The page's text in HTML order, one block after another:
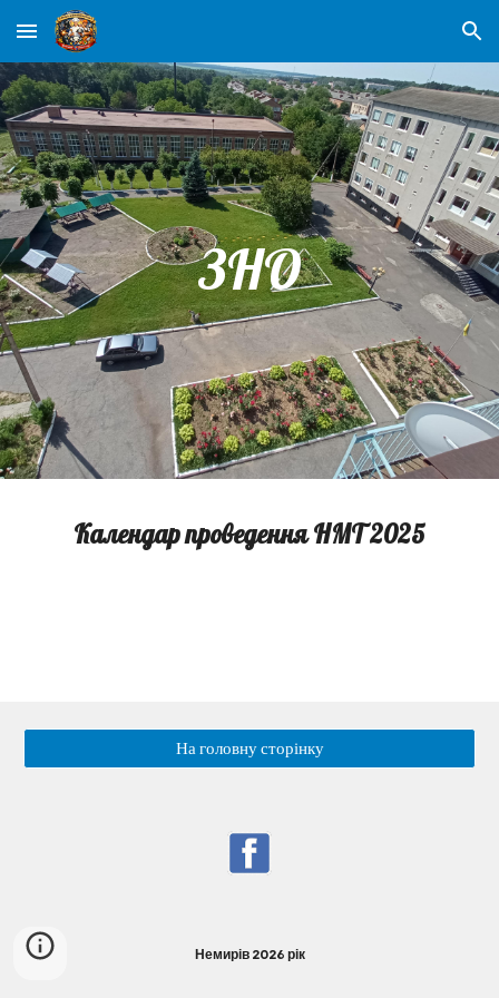
Skip to main content Skip to navigation
ЗНО
Календар проведення НМТ 2025
На головну сторінку
Немирів 2026 рік